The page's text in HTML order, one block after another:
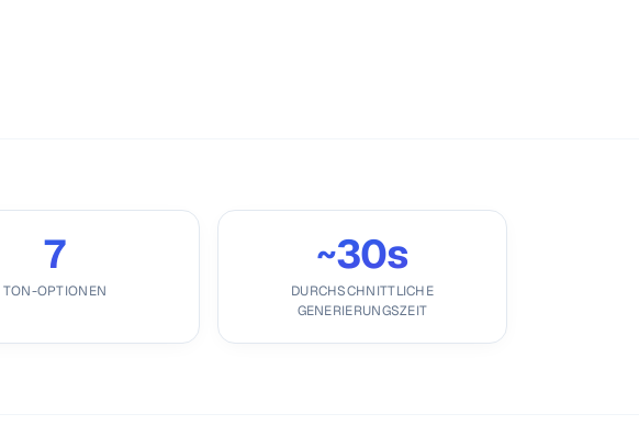
7
TON-OPTIONEN
~30s
DURCHSCHNITTLICHE
GENERIERUNGSZEIT